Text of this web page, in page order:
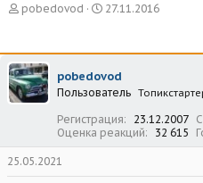
А
о
р
т
е
pobedovod
Д
а
а
ч
л
а
27.11.2016
pobedovod
Пользователь
Регистрация 23.12.2007
Оценка реакций
32 615
25.05.2021